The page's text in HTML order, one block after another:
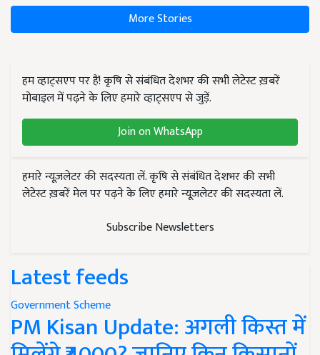
More Stories
हम व्हाट्सएप पर हैं! कृषि से संबंधित देशभर की सभी लेटेस्ट ख़बरें
मोबाइल में पढ़ने के लिए हमारे व्हाट्सएप से जुड़ें.
Join on WhatsApp
हमारे न्यूज़लेटर की सदस्यता लें. कृषि से संबंधित देशभर की सभी
लेटेस्ट ख़बरें मेल पर पढ़ने के लिए हमारे न्यूज़लेटर की सदस्यता लें.
Subscribe Newsletters
Latest feeds
Government Scheme
PM Kisan Update: अगली किस्त में